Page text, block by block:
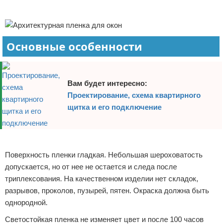
Стройматериалы
Основные особенности
Вам будет интересно:
Проектирование, схема квартирного
щитка и его подключение
Поверхность пленки гладкая. Небольшая шероховатость
допускается, но от нее не остается и следа после
триплексования. На качественном изделии нет складок,
разрывов, проколов, пузырей, пятен. Окраска должна быть
однородной.
Светостойкая пленка не изменяет цвет и после 100 часов